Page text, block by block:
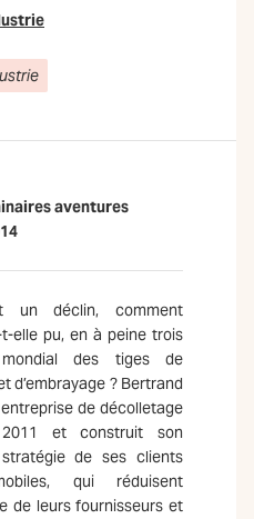
aventures
un déclin, comment
elle pu, en à peine trois
des tiges de
d’embrayage ? Bertrand
de décolletage
et construit son
de ses clients
qui réduisent
de leurs fournisseurs et